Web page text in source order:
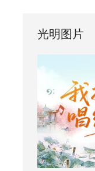
光明图片